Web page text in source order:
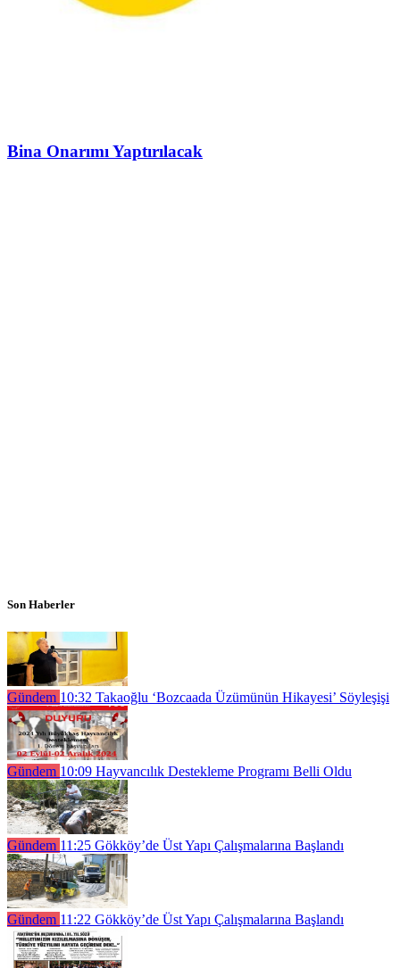
Bina Onarımı Yaptırılacak
Son Haberler
Gündem 10:32 Takaoğlu ‘Bozcaada Üzümünün Hikayesi’ Söyleşişi
Gündem 10:09 Hayvancılık Destekleme Programı Belli Oldu
Gündem 11:25 Gökköy’de Üst Yapı Çalışmalarına Başlandı
Gündem 11:22 Gökköy’de Üst Yapı Çalışmalarına Başlandı